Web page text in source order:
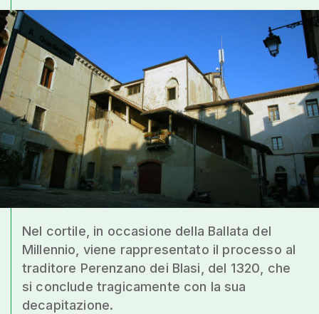
Nel cortile, in occasione della Ballata del
Millennio, viene rappresentato il processo al
traditore Perenzano dei Blasi, del 1320, che
si conclude tragicamente con la sua
decapitazione.